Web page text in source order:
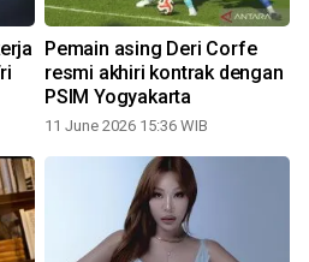
Pemain asing Deri Corfe
resmi akhiri kontrak dengan
PSIM Yogyakarta
11 June 2026 15:36 WIB